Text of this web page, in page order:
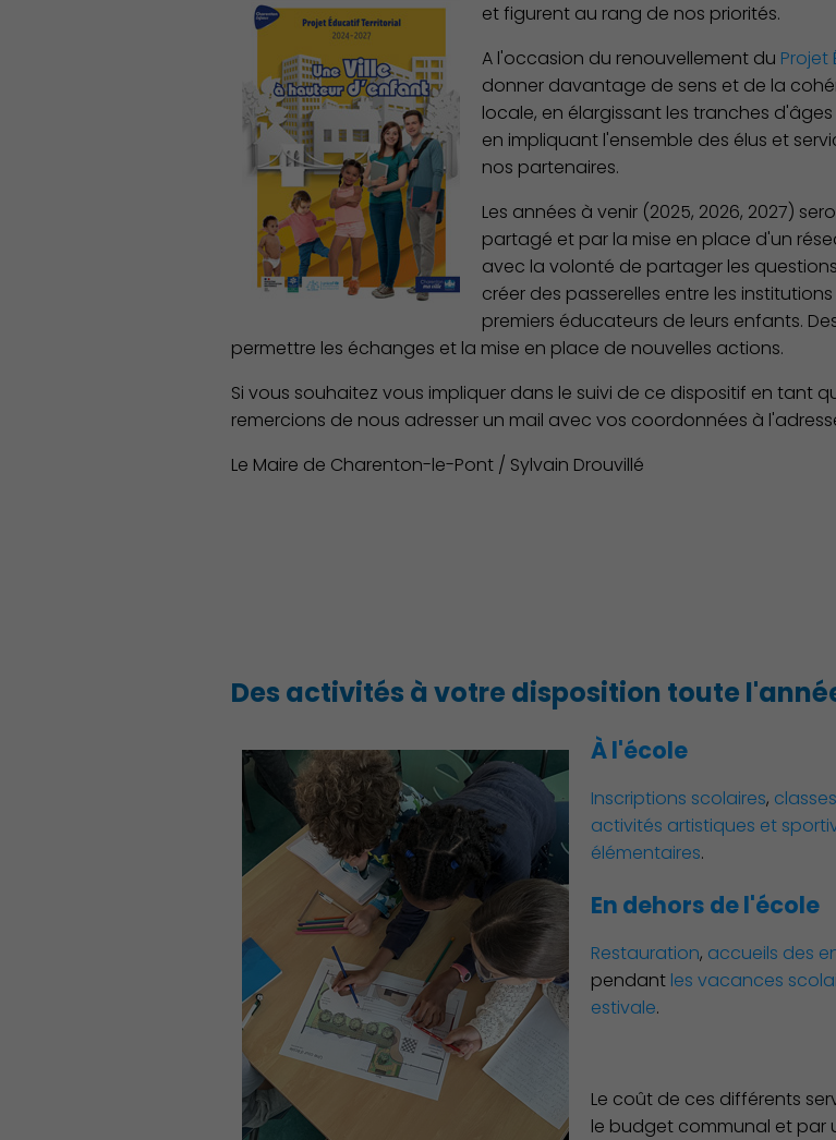
Démocratie locale Environnement cadre
et figurent au rang de nos priorités.
A l'occasion du renouvellement du Projet
donner davantage de sens et de la
locale, en élargissant les tranches
en impliquant l'ensemble des élus et
nos partenaires.
Les années à venir (2025, 2026, 2027)
partagé et par la mise en place d'un
avec la volonté de partager les
créer des passerelles entre les
premiers éducateurs de leurs enfants.
permettre les échanges et la mise en place de nouvelles actions.
Si vous souhaitez vous impliquer dans le suivi de ce dispositif en tant
remercions de nous adresser un mail avec vos coordonnées à
Le Maire de Charenton-le-Pont / Sylvain Drouvillé
Des activités à votre disposition toute
À l'école
Inscriptions scolaires,
activités artistiques et
élémentaires.
En dehors de l'école
Restauration, accueils des
pendant les vacances
estivale.
Le coût de ces différents
le budget communal et par